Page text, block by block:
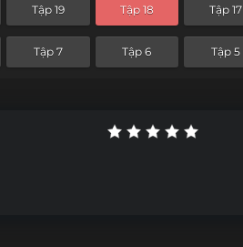
Tập 19 Tập 18 Tập 17
Tập 7 Tập 6 Tập 5